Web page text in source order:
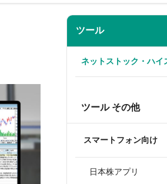
ツール
ネットストック・ハイ
ツール その他
スマートフォン向け
日本株アプリ